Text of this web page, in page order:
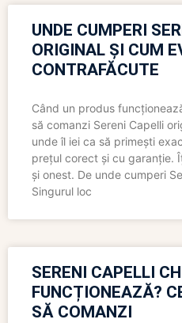
UNDE CUMPERI
ORIGINAL ȘI CUM
CONTRAFĂCUTE
Când un produs
să comanzi Sereni Capelli
unde îl iei ca să primești
prețul corect și cu garanție.
și onest. De unde cumperi
Singurul loc
SERENI CAPELLI
FUNCȚIONEAZĂ?
SĂ COMANZI